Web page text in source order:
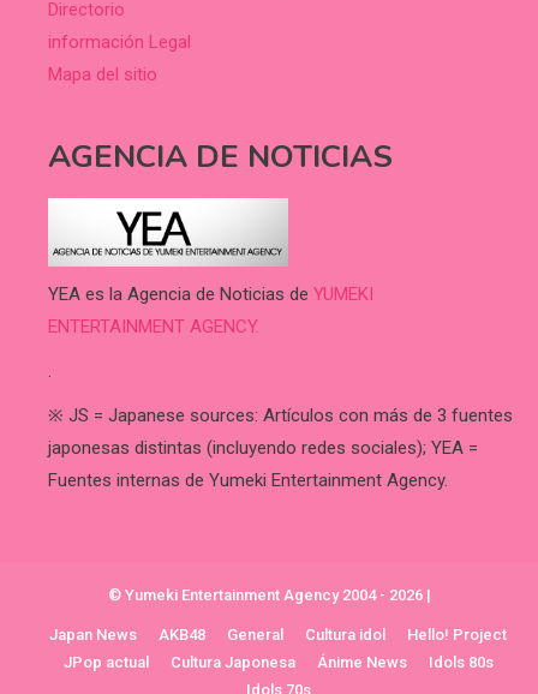
Directorio
información Legal
Mapa del sitio
AGENCIA DE NOTICIAS
YEA es la Agencia de Noticias de YUMEKI
ENTERTAINMENT AGENCY.
.
※ JS = Japanese sources: Artículos con más de 3 fuentes
japonesas distintas (incluyendo redes sociales); YEA =
Fuentes internas de Yumeki Entertainment Agency.
© Yumeki Entertainment Agency 2004 - 2026 |
Japan News AKB48 General Cultura idol
Hello! Project
JPop actual
Cultura Japonesa Ánime News
Idols 80s
Idols 70s